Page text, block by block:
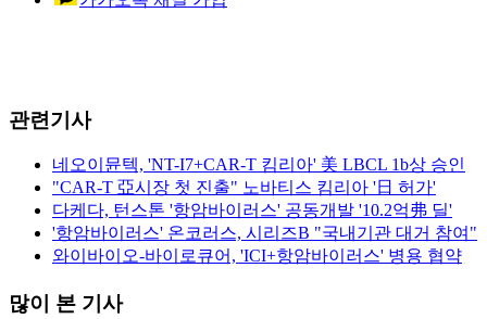
관련기사
네오이뮨텍, 'NT-I7+CAR-T 킴리아' 美 LBCL 1b상 승인
"CAR-T 亞시장 첫 진출" 노바티스 킴리아 '日 허가'
다케다, 턴스톤 '항암바이러스' 공동개발 '10.2억弗 딜'
'항암바이러스' 온코러스, 시리즈B "국내기관 대거 참여"
와이바이오-바이로큐어, 'ICI+항암바이러스' 병용 협약
많이 본 기사